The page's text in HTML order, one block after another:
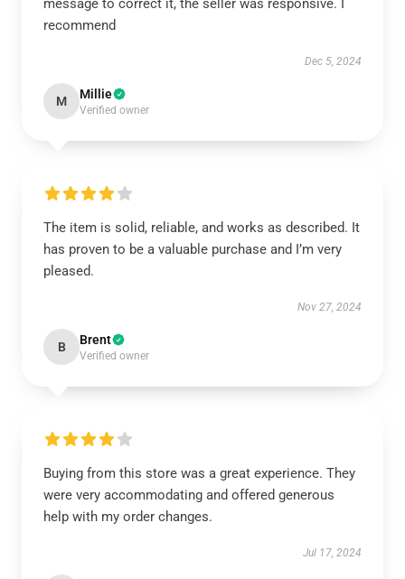
message to correct it, the seller was responsive. I
recommend
Dec 5, 2024
M Millie
Verified owner
The item is solid, reliable, and works as described. It
has proven to be a valuable purchase and I’m very
pleased.
Nov 27, 2024
B Brent
Verified owner
Buying from this store was a great experience. They
were very accommodating and offered generous
help with my order changes.
Jul 17, 2024